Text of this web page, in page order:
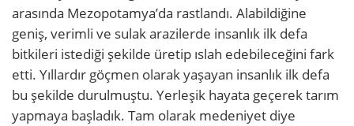
arasında Mezopotamya’da rastlandı. Alabildiğine
geniş, verimli ve sulak arazilerde insanlık ilk defa
bitkileri istediği şekilde üretip ıslah edebileceğini fark
etti. Yıllardır göçmen olarak yaşayan insanlık ilk defa
bu şekilde durulmuştu. Yerleşik hayata geçerek tarım
yapmaya başladık. Tam olarak medeniyet diye